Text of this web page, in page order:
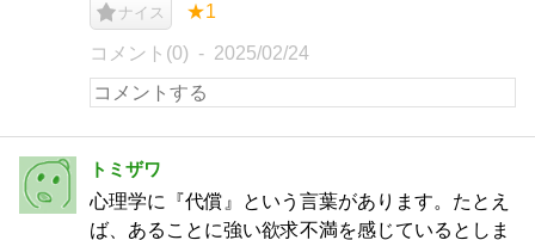
ナイス ★1
コメント(0) 2025/02/24
トミザワ
心理学に『代償』という言葉があります。たとえ
ば、あることに強い欲求不満を感じているとしま